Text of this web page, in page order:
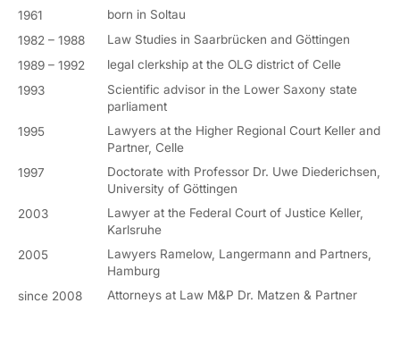
1961
born in Soltau
1982 – 1988
Law Studies in Saarbrücken and Göttingen
1989 – 1992
legal clerkship at the OLG district of Celle
1993
Scientific advisor in the Lower Saxony state
parliament
1995
Lawyers at the Higher Regional Court Keller and
Partner, Celle
1997
Doctorate with Professor Dr. Uwe Diederichsen,
University of Göttingen
2003
Lawyer at the Federal Court of Justice Keller,
Karlsruhe
2005
Lawyers Ramelow, Langermann and Partners,
Hamburg
since 2008
Attorneys at Law M&P Dr. Matzen & Partner